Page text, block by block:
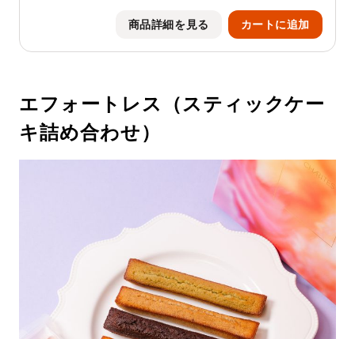
商品詳細を見る カートに追加
エフォートレス（スティックケー
キ詰め合わせ）